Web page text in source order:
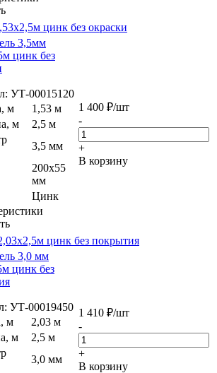
цинк без окраски
3,5мм
цинк без
УТ-00015120
м
1,53 м
м
2,5 м
3,5 мм
200х55
мм
Цинк
1 400 ₽/шт
-
+
В корзину
цинк без покрытия
3,0 мм
цинк без
УТ-00019450
м
2,03 м
м
2,5 м
3,0 мм
1 410 ₽/шт
-
+
В корзину